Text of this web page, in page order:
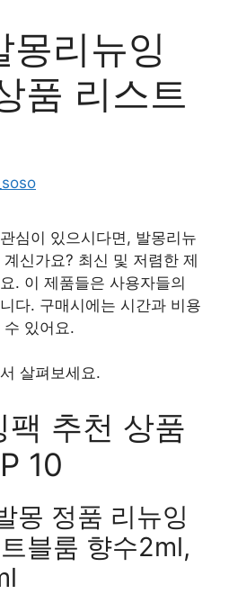
몽리뉴잉
품 리스트
심이 있으시다면, 발몽리뉴
신가요? 최신 및 저렴한 제
. 이 제품들은 사용자들의
다. 구매시에는 시간과 비용
있어요.
살펴보세요.
팩 추천 상품
10
몽 정품 리뉴잉
블룸 향수2ml,